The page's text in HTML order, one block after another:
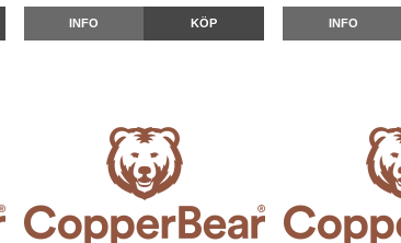
INFO KÖP INFO